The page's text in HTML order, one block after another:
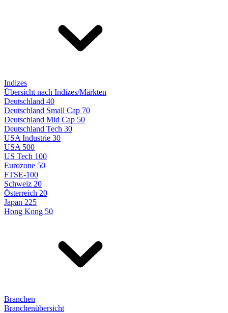
Indizes
Übersicht nach Indizes/Märkten
Deutschland 40
Deutschland Small Cap 70
Deutschland Mid Cap 50
Deutschland Tech 30
USA Industrie 30
USA 500
US Tech 100
Eurozone 50
FTSE-100
Schweiz 20
Österreich 20
Japan 225
Hong Kong 50
Branchen
Branchenübersicht